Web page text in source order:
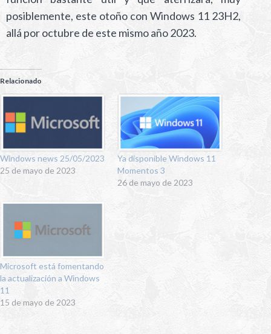
posiblemente, este otoño con Windows 11 23H2,
allá por octubre de este mismo año 2023.
Relacionado
Windows news 25/05/2023
25 de mayo de 2023
Ya disponible Windows 11
Momentos 3
26 de mayo de 2023
Microsoft está fomentando
la actualización a Windows
11
15 de mayo de 2023